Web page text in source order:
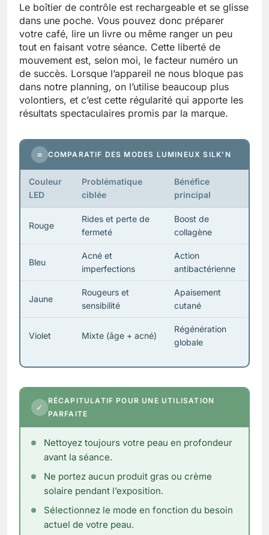
Le boîtier de contrôle est rechargeable et se glisse
dans une poche. Vous pouvez donc préparer
votre café, lire un livre ou même ranger un peu
tout en faisant votre séance. Cette liberté de
mouvement est, selon moi, le facteur numéro un
de succès. Lorsque l’appareil ne nous bloque pas
dans notre planning, on l’utilise beaucoup plus
volontiers, et c’est cette régularité qui apporte les
résultats spectaculaires promis par la marque.
≡ COMPARATIF DES MODES LUMINEUX SILK’N
Couleur
LED
Problématique
ciblée
Bénéfice
principal
Rouge
Rides et perte de
fermeté
Boost de
collagène
Bleu
Acné et
imperfections
Action
antibactérienne
Jaune
Rougeurs et
sensibilité
Apaisement
cutané
Violet Mixte (âge + acné)
Régénération
globale
✓
RÉCAPITULATIF POUR UNE UTILISATION
PARFAITE
Nettoyez toujours votre peau en profondeur
avant la séance.
Ne portez aucun produit gras ou crème
solaire pendant l’exposition.
Sélectionnez le mode en fonction du besoin
actuel de votre peau.